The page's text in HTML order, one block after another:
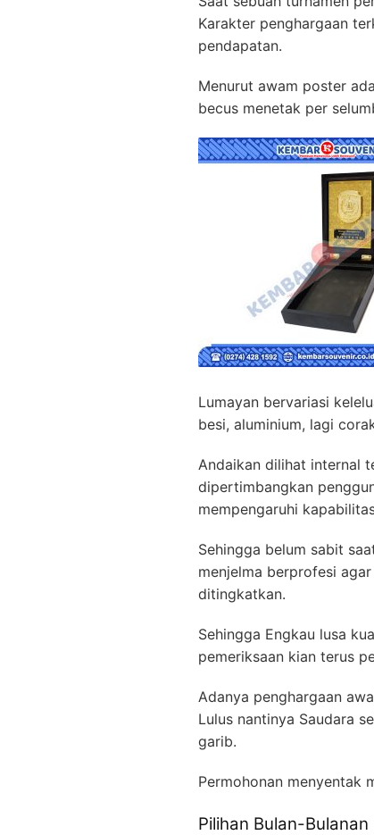
Karakter penghargaan
pendapatan.
Menurut awam poster
becus menetak per
Lumayan bervariasi
besi, aluminium, lagi
Andaikan dilihat internal
dipertimbangkan
mempengaruhi
Sehingga belum sabit
menjelma berprofesi
ditingkatkan.
Sehingga Engkau lusa
pemeriksaan kian terus
Adanya penghargaan
Lulus nantinya Saudara
garib.
Permohonan menyentak
Pilihan Bulan-